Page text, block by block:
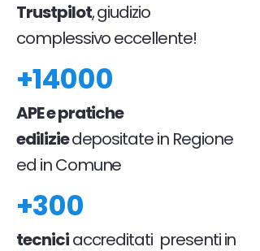
Trustpilot, giudizio
complessivo eccellente!
+14000
APE e pratiche
ediliziedepositate in Regione
ed in Comune
+300
tecniciaccreditati presenti in